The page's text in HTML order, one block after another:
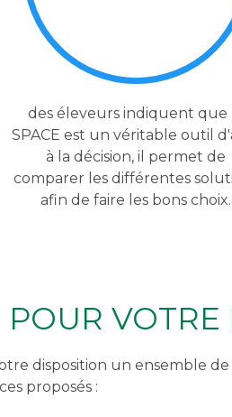
des éleveurs indiquent que
SPACE est un véritable outil
à la décision, il permet de
comparer les différentes
afin de faire les bons choix.
VOTRE
disposition un ensemble de
proposés :